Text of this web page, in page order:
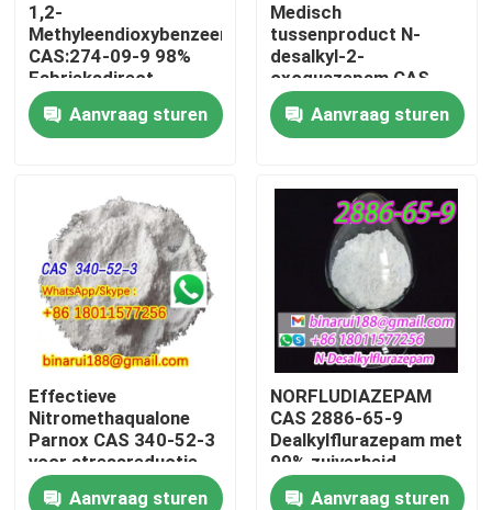
Thuis
Producten
Video's
Over ons
Fabriekstocht
Kwaliteitscontrole
1,2-
Methyleendioxybenzeen
CAS:274-09-9 98%
Fabrieksdirect
Hoogwaardige
spotverpakking op
aanvraag
Aanvraag sturen
Medisch
tussenproduct N-
desalkyl-2-
oxoquazepam CAS
2886-65-9
Een nette vaste stof in
Aanvraag sturen
Effectieve
Nitromethaqualone
Parnox CAS 340-52-3
voor stressreductie
Aanvraag sturen
NORFLUDIAZEPAM
CAS 2886-65-9
Dealkylflurazepam met
99% zuiverheid
Aanvraag sturen